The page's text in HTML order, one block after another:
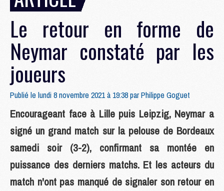
Le retour en forme de
Neymar constaté par les
joueurs
Publié le lundi 8 novembre 2021 à 19:38 parPhilippe Goguet
Encourageant face à Lille puis Leipzig, Neymar a
signé un grand match sur la pelouse de Bordeaux
samedi soir (3-2), confirmant sa montée en
puissance des derniers matchs. Et les acteurs du
match n'ont pas manqué de signaler son retour en